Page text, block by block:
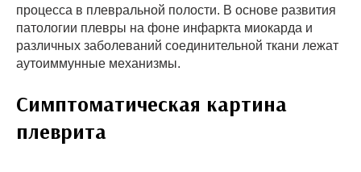
процесса в плевральной полости. В основе развития
патологии плевры на фоне инфаркта миокарда и
различных заболеваний соединительной ткани лежат
аутоиммунные механизмы.
Симптоматическая картина
плеврита